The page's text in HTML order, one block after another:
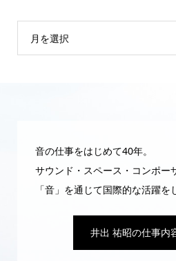
月を選択
音の仕事をはじめて40年。
サウンド・スペース・コンポー
「音」を通じて国際的な活躍を
井出 祐昭の仕事内